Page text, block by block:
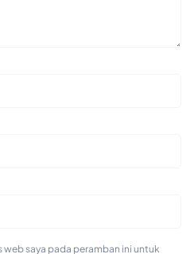
web saya pada peramban ini untuk